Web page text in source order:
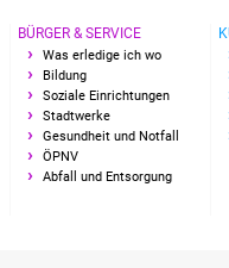
BÜRGER & SERVICE
Was erledige ich wo
Bildung
Soziale Einrichtungen
Stadtwerke
Gesundheit und Notfall
ÖPNV
Abfall und Entsorgung